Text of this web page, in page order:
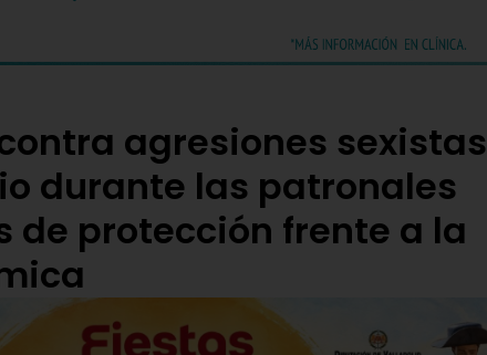
agresiones sexistas
durante las patronales
de protección frente a la